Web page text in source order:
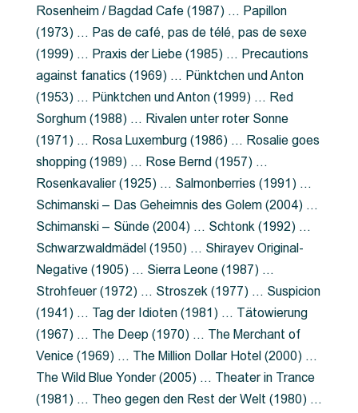
Rosenheim / Bagdad Cafe (1987) … Papillon
(1973) … Pas de café, pas de télé, pas de sexe
(1999) … Praxis der Liebe (1985) … Precautions
against fanatics (1969) … Pünktchen und Anton
(1953) … Pünktchen und Anton (1999) … Red
Sorghum (1988) … Rivalen unter roter Sonne
(1971) … Rosa Luxemburg (1986) … Rosalie goes
shopping (1989) … Rose Bernd (1957) …
Rosenkavalier (1925) … Salmonberries (1991) …
Schimanski – Das Geheimnis des Golem (2004) …
Schimanski – Sünde (2004) … Schtonk (1992) …
Schwarzwaldmädel (1950) … Shirayev Original-
Negative (1905) … Sierra Leone (1987) …
Strohfeuer (1972) … Stroszek (1977) … Suspicion
(1941) … Tag der Idioten (1981) … Tätowierung
(1967) … The Deep (1970) … The Merchant of
Venice (1969) … The Million Dollar Hotel (2000) …
The Wild Blue Yonder (2005) … Theater in Trance
(1981) … Theo gegen den Rest der Welt (1980) …